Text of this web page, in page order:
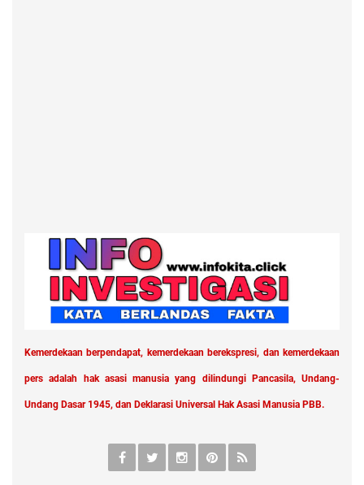
Kemerdekaan berpendapat, kemerdekaan berekspresi, dan kemerdekaan
pers adalah hak asasi manusia yang dilindungi Pancasila, Undang-
Undang Dasar 1945, dan Deklarasi Universal Hak Asasi Manusia PBB.